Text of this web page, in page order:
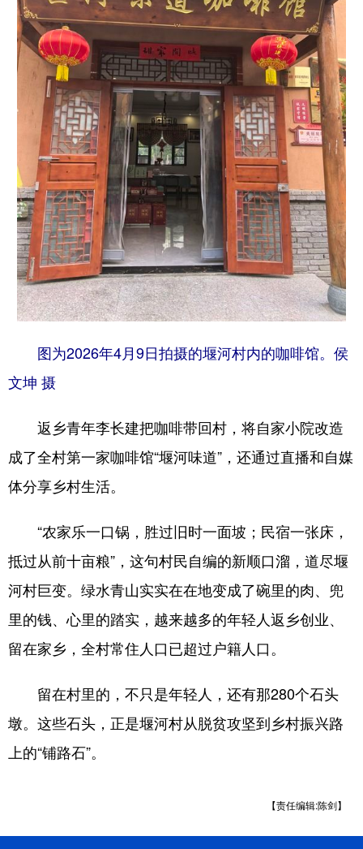
图为2026年4月9日拍摄的堰河村内的咖啡馆。侯
文坤 摄
返乡青年李长建把咖啡带回村，将自家小院改造
成了全村第一家咖啡馆“堰河味道”，还通过直播和自媒
体分享乡村生活。
“农家乐一口锅，胜过旧时一面坡；民宿一张床，
抵过从前十亩粮”，这句村民自编的新顺口溜，道尽堰
河村巨变。绿水青山实实在在地变成了碗里的肉、兜
里的钱、心里的踏实，越来越多的年轻人返乡创业、
留在家乡，全村常住人口已超过户籍人口。
留在村里的，不只是年轻人，还有那280个石头
墩。这些石头，正是堰河村从脱贫攻坚到乡村振兴路
上的“铺路石”。
【责任编辑:陈剑】